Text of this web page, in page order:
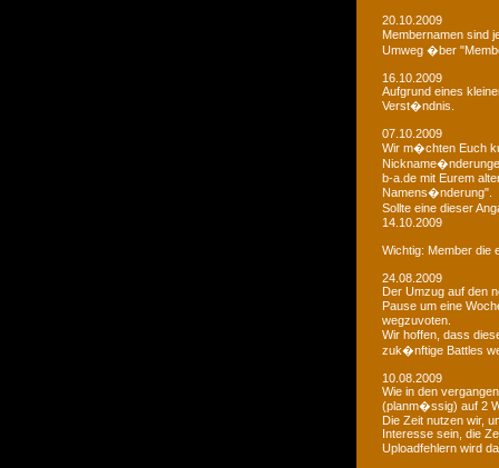
20.10.2009
Membernamen sind
Umweg �ber
16.10.2009
Aufgrund eines
Verst�ndnis.
07.10.2009
Wir m�chten Euch
b-a.de mit Eurem
Namens�nderung".
Sollte eine dieser
14.10.2009
Wichtig: Member die
24.08.2009
Der Umzug auf den
Pause um eine
wegzuvoten.
Wir hoffen, dass
zuk�nftige Battles
10.08.2009
Wie in den
(planm�ssig) auf 2
Die Zeit nutzen wir,
Interesse sein, die
Uploadfehlern wird